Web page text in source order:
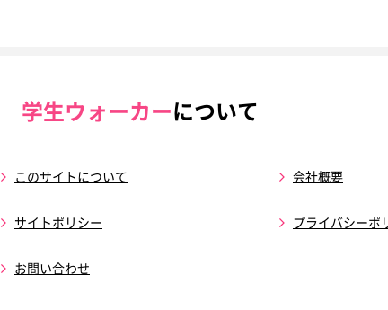
学生ウォーカーについて
このサイトについて 会社概要
サイトポリシー プライバシーポ
お問い合わせ